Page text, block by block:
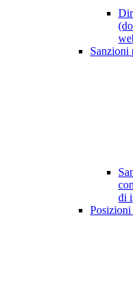
Sanzioni
di